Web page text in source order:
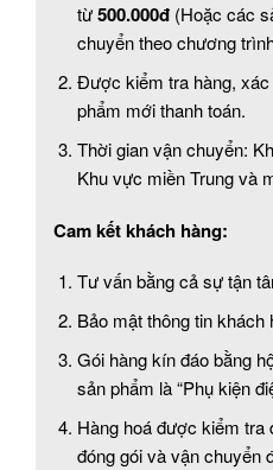
từ500.000đ(Hoặc các
chuyển theo chương
Được kiểm tra hàng, xác
phẩm mới thanh toán.
Thời gian vận chuyển:
Khu vực miền Trung và
Cam kết khách hàng:
Tư vấn bằng cả sự tận
Bảo mật thông tin khách
Gói hàng kín đáo bằng
sản phẩm là “Phụ kiện
Hàng hoá được kiểm
đóng gói và vận chuyển